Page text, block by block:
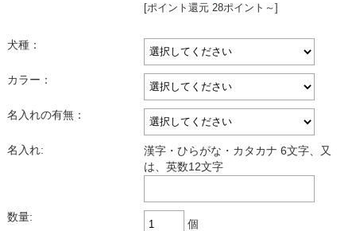
[ポイント還元 28ポイント～]
犬種：
カラー：
名入れの有無：
名入れ:
漢字・ひらがな・カタカナ 6文字、又
は、英数12文字
数量:
個